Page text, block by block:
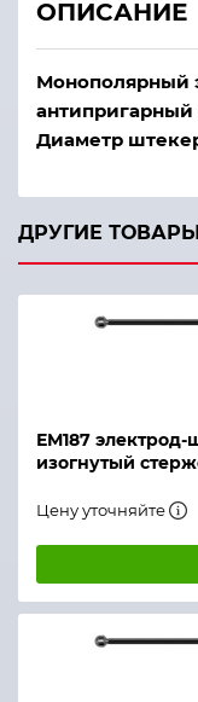
ОПИСАНИЕ
Монополярный
антипригарный
Диаметр
ДРУГИЕ
ЕМ187
изогнутый
Цену уточняйте